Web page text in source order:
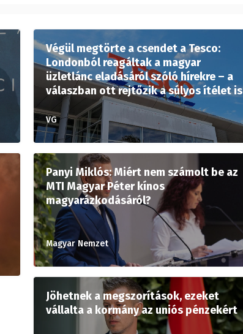
Végül megtörte a csendet a Tesco:
Londonból reagáltak a magyar
üzletlánc eladásáról szóló hírekre – a
válaszban ott rejtőzik a súlyos ítélet is
VG
Panyi Miklós: Miért nem számolt be az
MTI Magyar Péter kínos
magyarázkodásáról?
Magyar Nemzet
Jöhetnek a megszorítások, ezeket
vállalta a kormány az uniós pénzekért